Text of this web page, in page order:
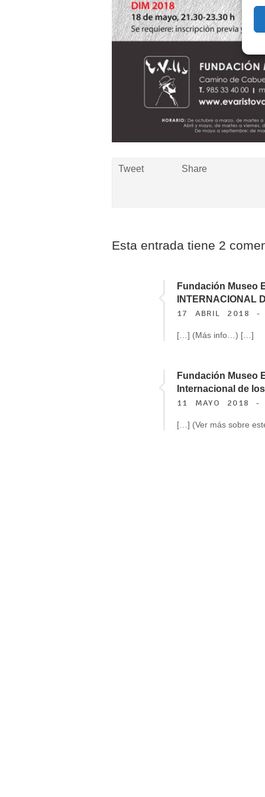
Tweet Share
Esta entrada tiene 2
Fundación Museo
INTERNACIONAL
17 ABRIL 2018 -
[…] (Más info…) […]
Fundación Museo
Internacional de
11 MAYO 2018 -
[…] (Ver más sobre